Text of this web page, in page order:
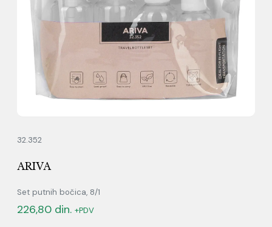
32.352
ARIVA
Set putnih bočica, 8/1
226,80 din. +PDV